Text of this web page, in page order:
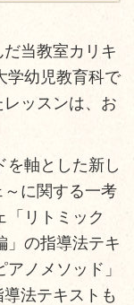
当教室カリキ
学幼児教育科で
ッスンは、お
を軸とした新し
に関する一考
「リトミック
」の指導法テキ
ノメソッド」
法テキストも